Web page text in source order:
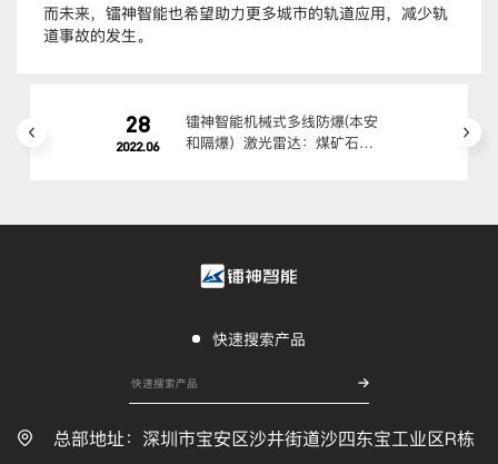
而未来，镭神智能也希望助力更多城市的轨道应用，减少轨
道事故的发生。
28
2022.06
镭神智能机械式多线防爆(本安
和隔爆）激光雷达：煤矿石油
快速搜索产品
总部地址：深圳市宝安区沙井街道沙四东宝工业区R栋